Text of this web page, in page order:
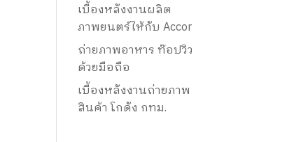
เบื้องหลังงานผลิต
ภาพยนตร์ให้กับ Accor
ถ่ายภาพอาหาร ท๊อปวิว
ด้วยมือถือ
เบื้องหลังงานถ่ายภาพ
สินค้า โกดัง กทม.